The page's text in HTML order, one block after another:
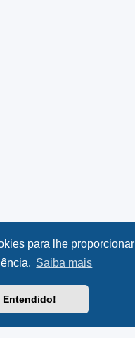
para lhe proporcionar
Saiba mais
Entendido!